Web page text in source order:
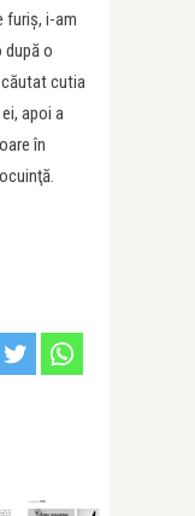
furiş, i-am
o
căutat cutia
apoi a
în